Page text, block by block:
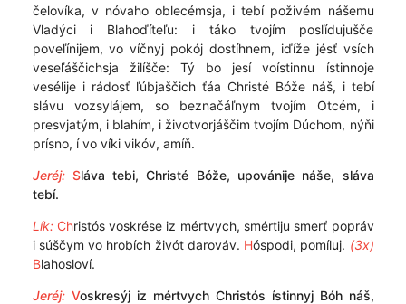
čelovíka, v nóvaho oblecémsja, i tebí poživém nášemu
Vladýci i Blahoďíteľu: i táko tvojím posľídujušče
poveľínijem, vo víčnyj pokój dostíhnem, iďíže jésť vsích
veseľáščichsja žilíšče: Tý bo jesí voístinnu ístinnoje
vesélije i rádosť ľúbjaščich ťáa Christé Bóže náš, i tebí
slávu vozsylájem, so beznačáľnym tvojím Otcém, i
presvjatým, i blahím, i životvorjáščim tvojím Dúchom, nýňi
prísno, í vo víki vikóv, amíň.
Jeréj: Sláva tebi, Christé Bóže, upovánije náše, sláva
tebí.
Lík: Christós voskrése iz mértvych, smértiju smerť popráv
i súščym vo hrobích živót darováv. Hóspodi, pomíluj. (3x)
Blahosloví.
Jeréj: Voskresýj iz mértvych Christós ístinnyj Bóh náš,